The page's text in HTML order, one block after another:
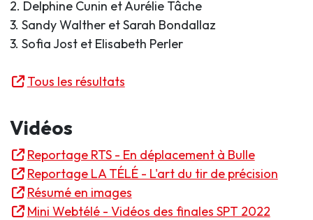
2. Delphine Cunin et Aurélie Tâche
3. Sandy Walther et Sarah Bondallaz
3. Sofia Jost et Elisabeth Perler
Tous les résultats
Vidéos
Reportage RTS - En déplacement à Bulle
Reportage LA TÉLÉ - L'art du tir de précision
Résumé en images
Mini Webtélé - Vidéos des finales SPT 2022